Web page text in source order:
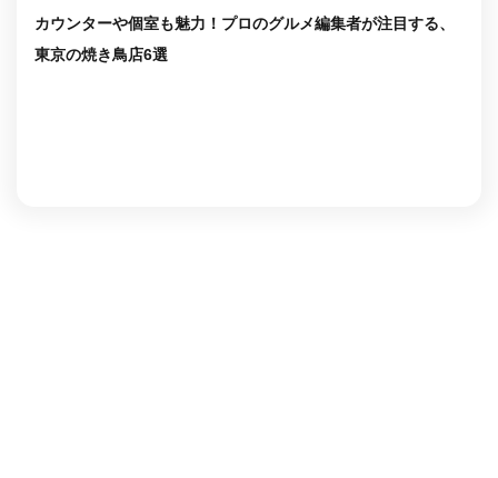
カウンターや個室も魅力！プロのグルメ編集者が注目する、
東京の焼き鳥店6選